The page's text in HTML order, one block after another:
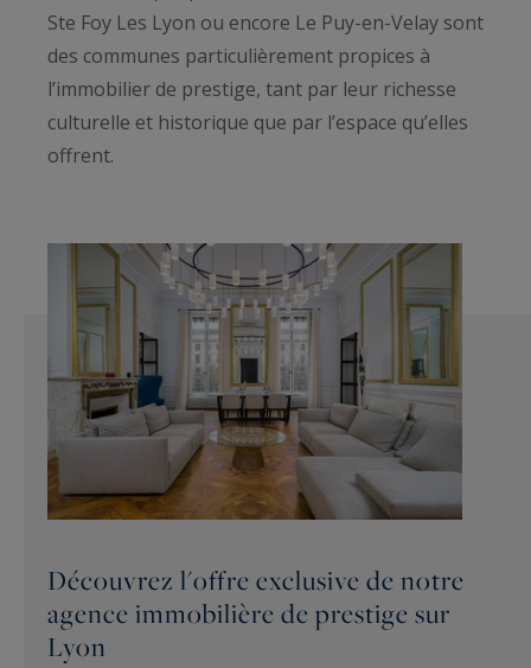
Ste Foy Les Lyon ou encore Le Puy-en-Velay sont
des communes particulièrement propices à
l’immobilier de prestige, tant par leur richesse
culturelle et historique que par l’espace qu’elles
offrent.
Découvrez l'offre exclusive de notre
agence immobilière de prestige sur
Lyon